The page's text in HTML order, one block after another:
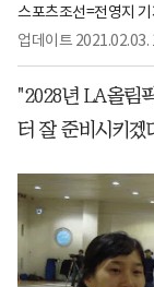
스포츠조선=전영지
업데이트 2021.02.03.
"2028년 LA올림
터 잘 준비시키겠